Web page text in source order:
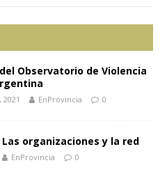
Observatorio de Violencia
EnProvincia 0
organizaciones y la red
EnProvincia 0